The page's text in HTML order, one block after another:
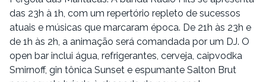
das 23h à 1h, com um repertório repleto de sucessos
atuais e músicas que marcaram época. De 21h às 23h e
de 1h às 2h, a animação será comandada por um DJ. O
open bar inclui água, refrigerantes, cerveja, caipvodka
Smirnoff, gin tônica Sunset e espumante Salton Brut